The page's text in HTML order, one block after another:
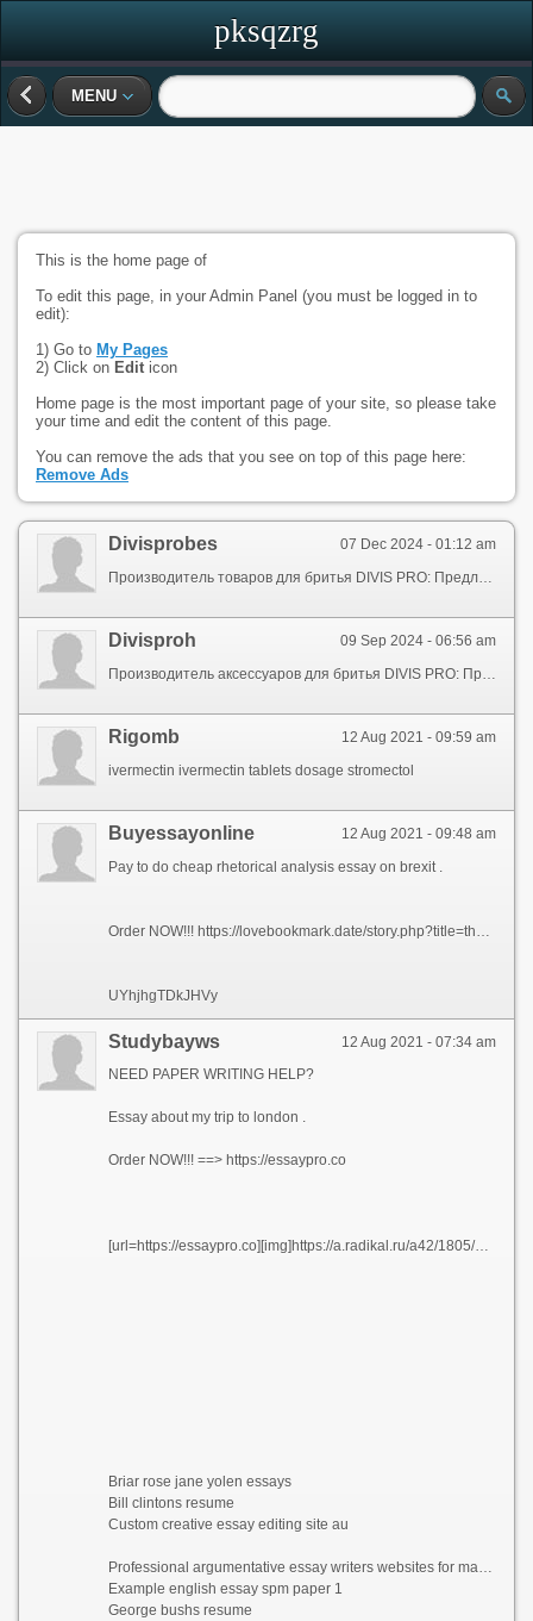
pksqzrg
MENU
This is the home page of
To edit this page, in your Admin Panel (you must be logged in to
edit):
1) Go to My Pages
2) Click on Edit icon
Home page is the most important page of your site, so please take
your time and edit the content of this page.
You can remove the ads that you see on top of this page here:
Remove Ads
07 Dec 2024 - 01:12 am
Divisprobes
09 Sep 2024 - 06:56 am
Divisproh
12 Aug 2021 - 09:59 am
Rigomb
ivermectin ivermectin tablets dosage stromectol
12 Aug 2021 - 09:48 am
Buyessayonline
Pay to do cheap rhetorical analysis essay on brexit .
Order NOW!!! https://lovebookmark.date/story.php?title=the-smart-trick-of-edubirdie-that-no-one-is-discussing#discuss
UYhjhgTDkJHVy
12 Aug 2021 - 07:34 am
Studybayws
NEED PAPER WRITING HELP?
Essay about my trip to london .
Order NOW!!! ==> https://essaypro.co
[url=https://essaypro.co][img]https://a.radikal.ru/a42/1805/3f/522f9047a3e7.png[/img][/url]
Briar rose jane yolen essays
Bill clintons resume
Custom creative essay editing site au
Professional argumentative essay writers websites for masters
Example english essay spm paper 1
George bushs resume